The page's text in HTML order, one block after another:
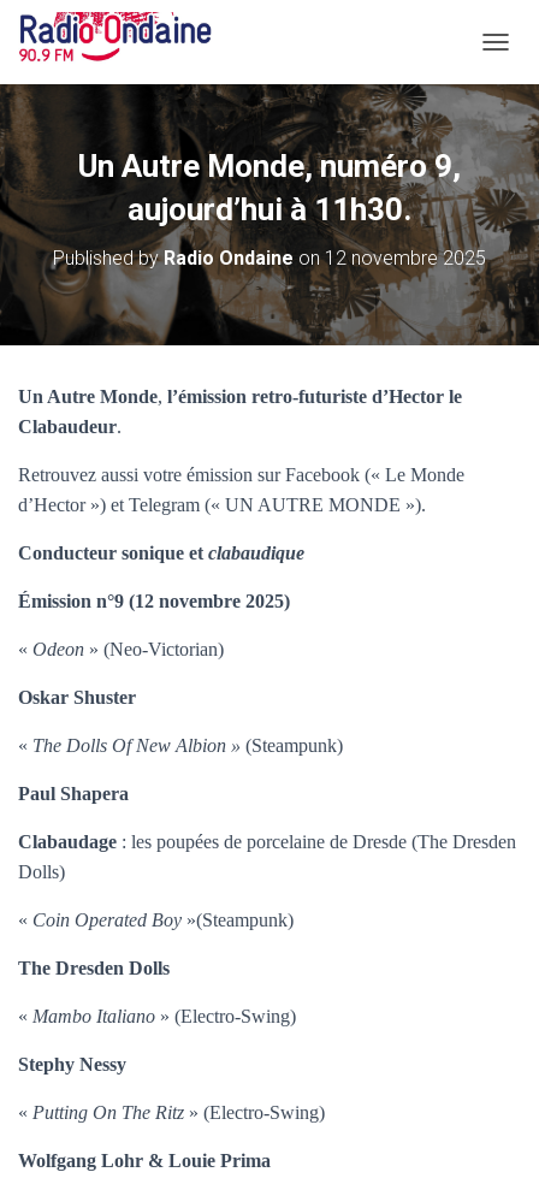
U
V
R
R
/
R
M
E
R
Un Autre Monde, numéro 9,
aujourd’hui à 11h30.
Published byRadio Ondaine on12 novembre 2025
Un Autre Monde, l’émission retro-futuriste d’Hector le
Clabaudeur.
Retrouvez aussi votre émission sur Facebook (« Le Monde
d’Hector ») et Telegram (« UN AUTRE MONDE »).
Conducteur sonique et clabaudique
Émission n°9 (12 novembre 2025)
« Odeon » (Neo-Victorian)
Oskar Shuster
« The Dolls Of New Albion » (Steampunk)
Paul Shapera
Clabaudage : les poupées de porcelaine de Dresde (The Dresden
Dolls)
« Coin Operated Boy »(Steampunk)
The Dresden Dolls
« Mambo Italiano » (Electro-Swing)
Stephy Nessy
« Putting On The Ritz » (Electro-Swing)
Wolfgang Lohr & Louie Prima